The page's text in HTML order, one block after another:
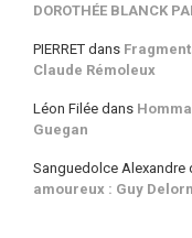
DOROTHÉE BLANCK
PIERRET dans
Claude Rémoleux
Léon Filée dans
Guegan
Sanguedolce Alexandre
amoureux : Guy